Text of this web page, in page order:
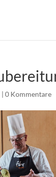
| 0 Kommentare